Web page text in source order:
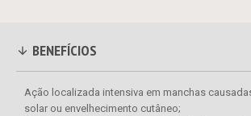
BENEFÍCIOS
Ação localizada intensiva em manchas
solar ou envelhecimento cutâneo;